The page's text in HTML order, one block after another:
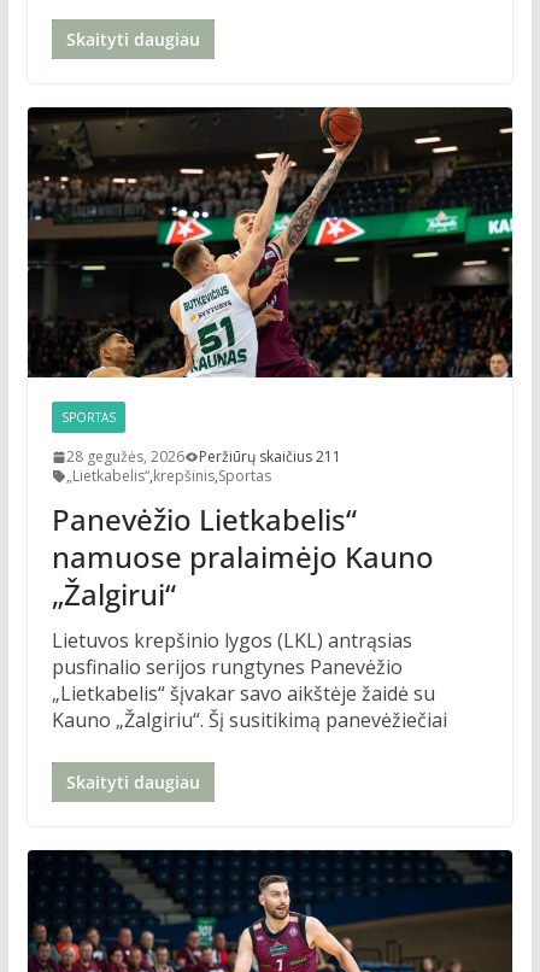
Skaityti daugiau
SPORTAS
28 gegužės, 2026
Peržiūrų skaičius 211
„Lietkabelis“,krepšinis,Sportas
Panevėžio Lietkabelis“
namuose pralaimėjo Kauno
„Žalgirui“
Lietuvos krepšinio lygos (LKL) antrąsias
pusfinalio serijos rungtynes Panevėžio
„Lietkabelis“ šįvakar savo aikštėje žaidė su
Kauno „Žalgiriu“. Šį susitikimą panevėžiečiai
Skaityti daugiau